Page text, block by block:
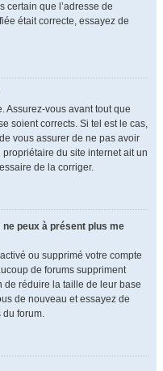
certain que l’adresse de
était correcte, essayez de
Assurez-vous avant tout que
soient corrects. Si tel est le cas,
vous assurer de ne pas avoir
du site internet ait un
de la corriger.
peux à présent plus me
ou supprimé votre compte
de forums suppriment
de réduire la taille de leur base
de nouveau et essayez de
du forum.